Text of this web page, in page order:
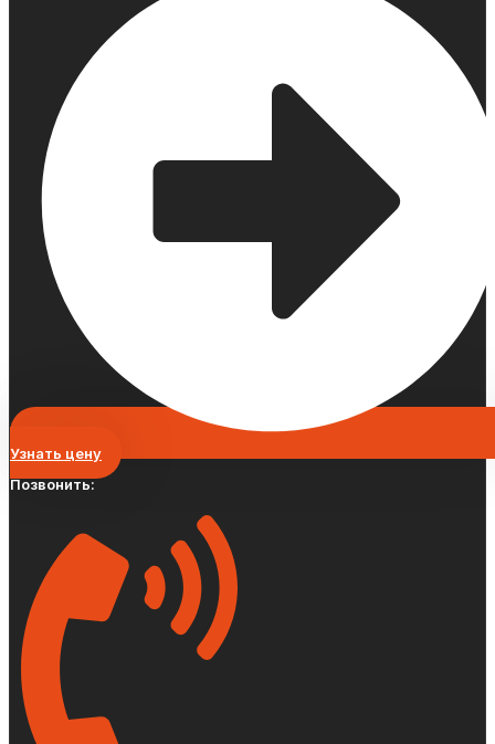
Узнать цену
Позвонить: